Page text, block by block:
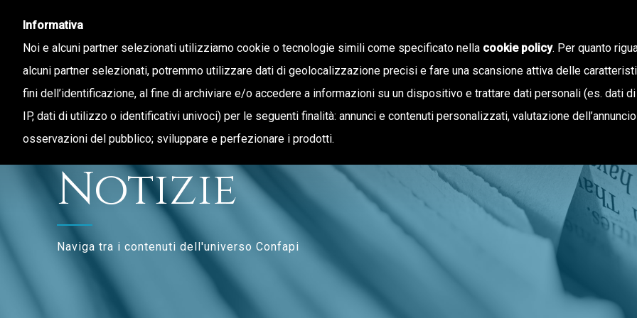
CHI SIAMO STAMPA E TERRITORIO NOTIZIE OFFERTA DI VALORE
Notizie
Naviga tra i contenuti dell'universo Confapi
Informativa
Noi e alcuni partner selezionati utilizziamo cookie o tecnologie simili come specificato nella cookie policy. Per quanto
alcuni partner selezionati, potremmo utilizzare dati di geolocalizzazione precisi e fare una scansione attiva delle
fini dell’identificazione, al fine di archiviare e/o accedere a informazioni su un dispositivo e trattare dati personali (es. dati
IP, dati di utilizzo o identificativi univoci) per le seguenti finalità: annunci e contenuti personalizzati, valutazione
osservazioni del pubblico; sviluppare e perfezionare i prodotti.